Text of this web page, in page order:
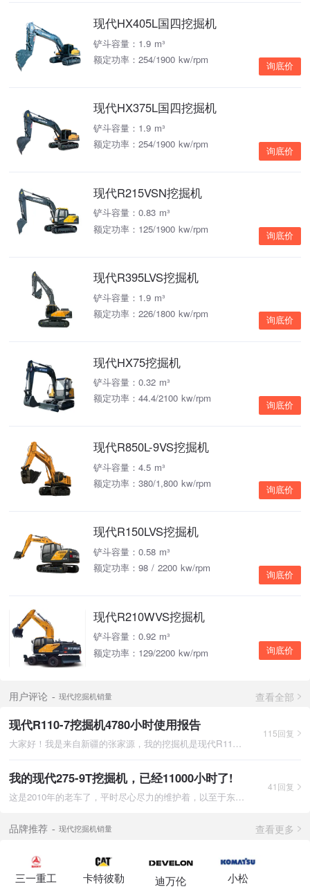
现代HX405L国四挖掘机
铲斗容量：1.9 m³
额定功率：254/1900 kw/rpm
询底价
现代HX375L国四挖掘机
铲斗容量：1.9 m³
额定功率：254/1900 kw/rpm
询底价
现代R215VSN挖掘机
铲斗容量：0.83 m³
额定功率：125/1900 kw/rpm
询底价
现代R395LVS挖掘机
铲斗容量：1.9 m³
额定功率：226/1800 kw/rpm
询底价
现代HX75挖掘机
铲斗容量：0.32 m³
额定功率：44.4/2100 kw/rpm
询底价
现代R850L-9VS挖掘机
铲斗容量：4.5 m³
额定功率：380/1,800 kw/rpm
询底价
现代R150LVS挖掘机
铲斗容量：0.58 m³
额定功率：98 / 2200 kw/rpm
询底价
现代R210WVS挖掘机
铲斗容量：0.92 m³
额定功率：129/2200 kw/rpm
询底价
用户评论 现代挖掘机销量 查看全部
现代R110-7挖掘机4780小时使用报告
大家好！我是来自新疆的张家源，我的挖掘机是现代R110-7，于2014
115回复
我的现代275-9T挖掘机，已经11000小时了!
这是2010年的老车了，平时尽心尽力的维护着，以至于东三省售后都
41回复
品牌推荐 现代挖掘机销量 查看更多
三一重工 卡特彼勒 迪万伦 小松